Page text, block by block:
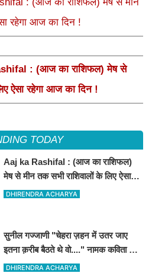
रहेगा आज का दिन !
: (आज का राशिफल) मेष से
ऐसा रहेगा आज का दिन !
TODAY
Aaj ka Rashifal : (आज का राशिफल)
मेष से मीन तक सभी राशिवालों के लिए ऐसा
रहेगा आज का दिन !
DHIRENDRA ACHARYA
सुनील गज्जाणी "चेहरा ज़हन में उतर जाए
इतना क़रीब बैठते थे वो...." नामक कविता के
लिए राज्य स्तर पर सम्मानित होंगे
DHIRENDRA ACHARYA